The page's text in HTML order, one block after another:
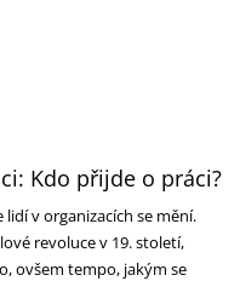
Kdo přijde o práci?
v organizacích se mění.
revoluce v 19. století,
ovšem tempo, jakým se